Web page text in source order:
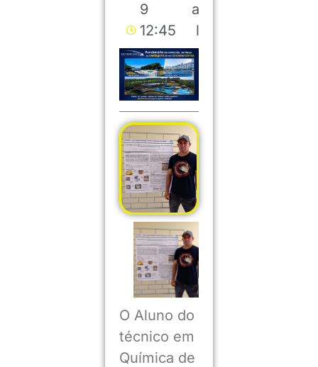
9
12:45
a
l
O Aluno do
técnico em
Química de